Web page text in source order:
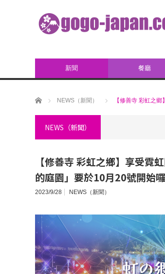
新聞 餐廳
ホーム NEWS（新聞） 【修善寺 彩虹之
NEWS（新聞）
【修善寺 彩虹之鄉】享受
的庭園」要於10月20號開始囉
2023/9/28 NEWS（新聞）